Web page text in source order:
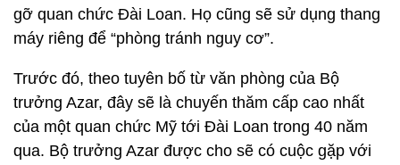
gỡ quan chức Đài Loan. Họ cũng sẽ sử dụng thang
máy riêng để “phòng tránh nguy cơ”.
Trước đó, theo tuyên bố từ văn phòng của Bộ
trưởng Azar, đây sẽ là chuyến thăm cấp cao nhất
của một quan chức Mỹ tới Đài Loan trong 40 năm
qua. Bộ trưởng Azar được cho sẽ có cuộc gặp với